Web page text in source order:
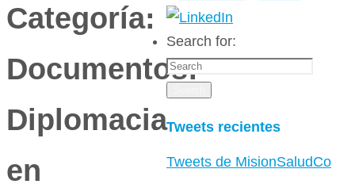
Categoría:
Documentos:
Diplomacia
en
Search for:
Tweets recientes
Tweets de MisionSaludCo